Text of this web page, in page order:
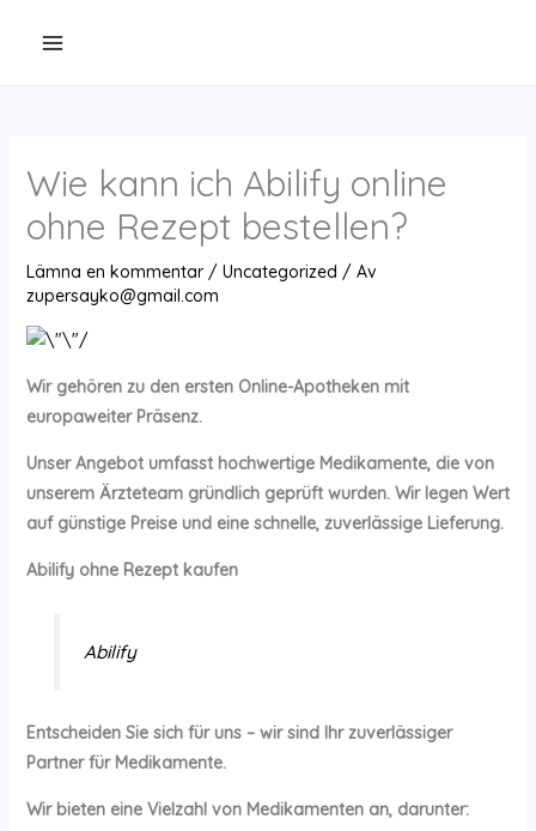
Wie kann ich Abilify online
ohne Rezept bestellen?
Lämna en kommentar / Uncategorized / Av
zupersayko@gmail.com
Wir gehören zu den ersten Online-Apotheken mit
europaweiter Präsenz.
Unser Angebot umfasst hochwertige Medikamente, die von
unserem Ärzteteam gründlich geprüft wurden. Wir legen Wert
auf günstige Preise und eine schnelle, zuverlässige Lieferung.
Abilify ohne Rezept kaufen
Abilify
Entscheiden Sie sich für uns – wir sind Ihr zuverlässiger
Partner für Medikamente.
Wir bieten eine Vielzahl von Medikamenten an, darunter: